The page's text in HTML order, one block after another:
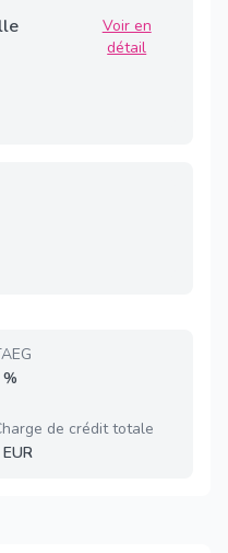
Voir en
détail
%
de crédit totale
EUR